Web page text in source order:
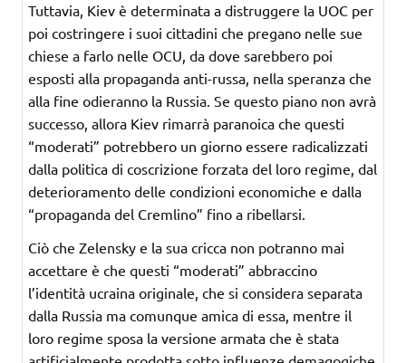
Tuttavia, Kiev è determinata a distruggere la UOC per
poi costringere i suoi cittadini che pregano nelle sue
chiese a farlo nelle OCU, da dove sarebbero poi
esposti alla propaganda anti-russa, nella speranza che
alla fine odieranno la Russia. Se questo piano non avrà
successo, allora Kiev rimarrà paranoica che questi
“moderati” potrebbero un giorno essere radicalizzati
dalla politica di coscrizione forzata del loro regime, dal
deterioramento delle condizioni economiche e dalla
“propaganda del Cremlino” fino a ribellarsi.
Ciò che Zelensky e la sua cricca non potranno mai
accettare è che questi “moderati” abbraccino
l’identità ucraina originale, che si considera separata
dalla Russia ma comunque amica di essa, mentre il
loro regime sposa la versione armata che è stata